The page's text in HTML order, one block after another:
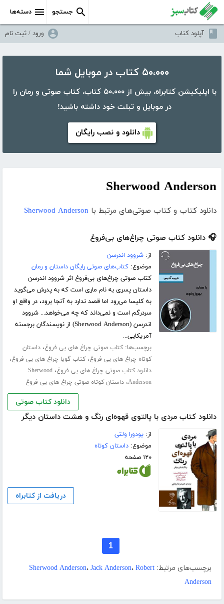
دسته‌ها جستجو
آپلود کتاب ورود / ثبت نام
۵۰،۰۰۰ کتاب در موبایل شما
با اپلیکیشن کتابراه، بیش از ۵۰،۰۰۰ کتاب، کتاب صوتی و رمان را
در موبایل و تبلت خود داشته باشید!
دانلود و نصب رایگان
Sherwood Anderson
دانلود کتاب و کتاب صوتی‌های مرتبط با Sherwood Anderson
🎧 دانلود کتاب صوتی چراغ‌های بی‌فروغ
از:شروود اندرسن
موضوع:کتاب‌های صوتی رایگان داستان و رمان
کتاب صوتی چراغ‌های بی‌فروغ اثر شروود اندرسن
داستان پسری به نام ماری است که به پدرش می‌گوید
به کلیسا می‌رود اما قصد ندارد به آنجا برود، در واقع او
سردرگم است و نمی‌داند که چه می‌خواهد... شروود
اندرسن (Sherwood Anderson) از نویسندگان برجسته
آمریکایی...
برچسب‌ها:کتاب صوتی چراغ های بی فروغ،داستان
کوتاه چراغ های بی فروغ،کتاب گویا چراغ های بی فروغ،
دانلود کتاب صوتی چراغ های بی فروغ،Sherwood
Anderson،داستان کوتاه صوتی چراغ های بی فروغ
دانلود کتاب صوتی
دانلود کتاب مردی با پالتوی قهوه‌ای رنگ و هشت داستان دیگر
از:یودورا ولتی
موضوع:داستان کوتاه
۱۲۰ صفحه
دریافت از کتابراه
1
برچسب‌های مرتبط: Sherwood Anderson، Jack Anderson، Robert
Anderson